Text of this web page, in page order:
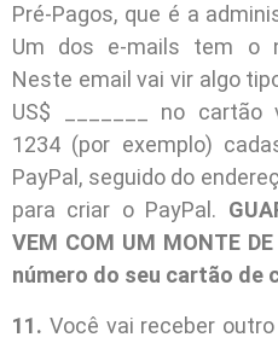
Pré-Pagos, que é a
Um dos e-mails tem o
Neste email vai vir algo
US$ _______ no cartão
1234 (por exemplo)
PayPal, seguido do
para criar o PayPal.
VEM COM UM MONTE
número do seu cartão de
11. Você vai receber